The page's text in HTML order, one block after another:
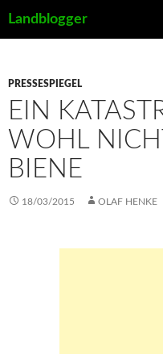
Landblogger
PRESSESPIEGEL
EIN
WOHL
BIENE
18/03/2015 OLAF HENKE